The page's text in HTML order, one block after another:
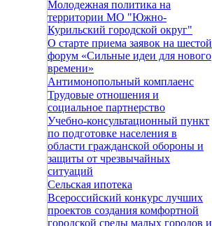
Молодежная политика на
территории МО "Южно-
Курильский городской округ"
О старте приема заявок на шестой
форум «Сильные идеи для нового
времени»
Антимонопольный комплаенс
Трудовые отношения и
социальное партнерство
Учебно-консультационный пункт
по подготовке населения в
области гражданской обороны и
защиты от чрезвычайных
ситуаций
Сельская ипотека
Всероссийский конкурс лучших
проектов создания комфортной
городской среды малых городов и